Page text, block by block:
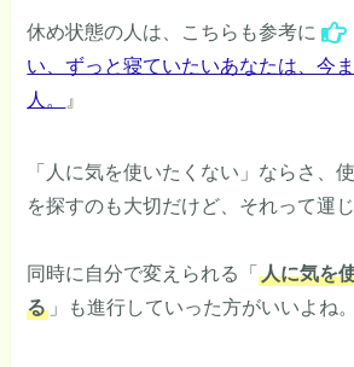
休め状態の人は、こちらも参考に
い、ずっと寝ていたいあなたは、今
人。
』
「人に気を使いたくない」ならさ、
を探すのも大切だけど、それって運
同時に自分で変えられる「人に気を
る 」も進行していった方がいいよね。